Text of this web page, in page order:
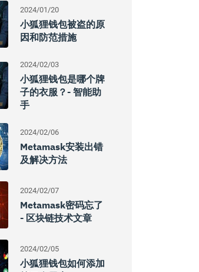
2024/01/20
小狐狸钱包被盗的原
因和防范措施
2024/02/03
小狐狸钱包是哪个牌
子的衣服？- 智能助
手
2024/02/06
Metamask安装出错
及解决方法
2024/02/07
Metamask密码忘了
- 区块链技术文章
2024/02/05
小狐狸钱包如何添加